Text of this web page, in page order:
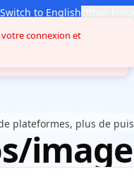
Switch to English
plus de
votre connexion et